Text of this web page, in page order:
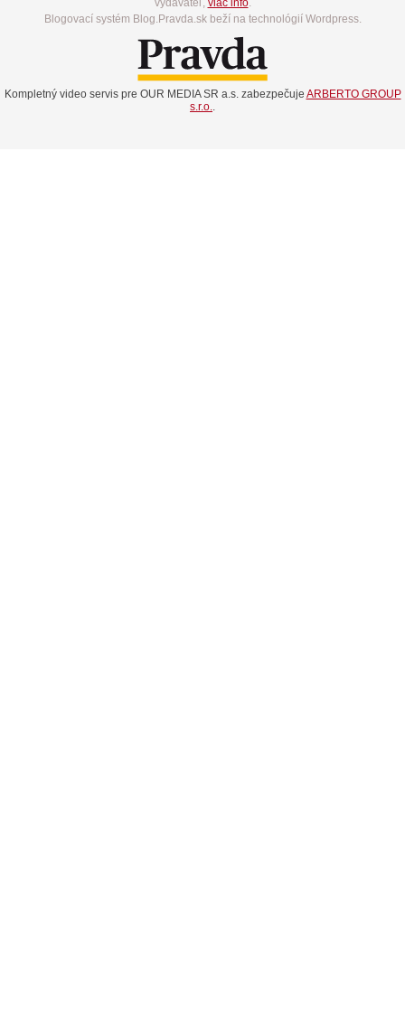
vydavateľ, viac info.
Blogovací systém Blog.Pravda.sk beží na technológií Wordpress.
Kompletný video servis pre OUR MEDIA SR a.s. zabezpečuje ARBERTO GROUP
s.r.o..